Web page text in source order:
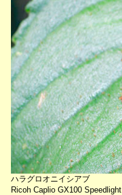
ハラグロオニイシアブ
Ricoh Caplio GX100 Speedlight